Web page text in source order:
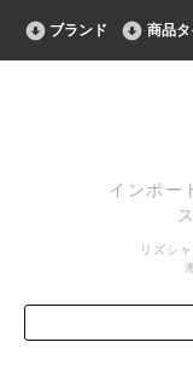
ブランド 商品
インポー
リズシ